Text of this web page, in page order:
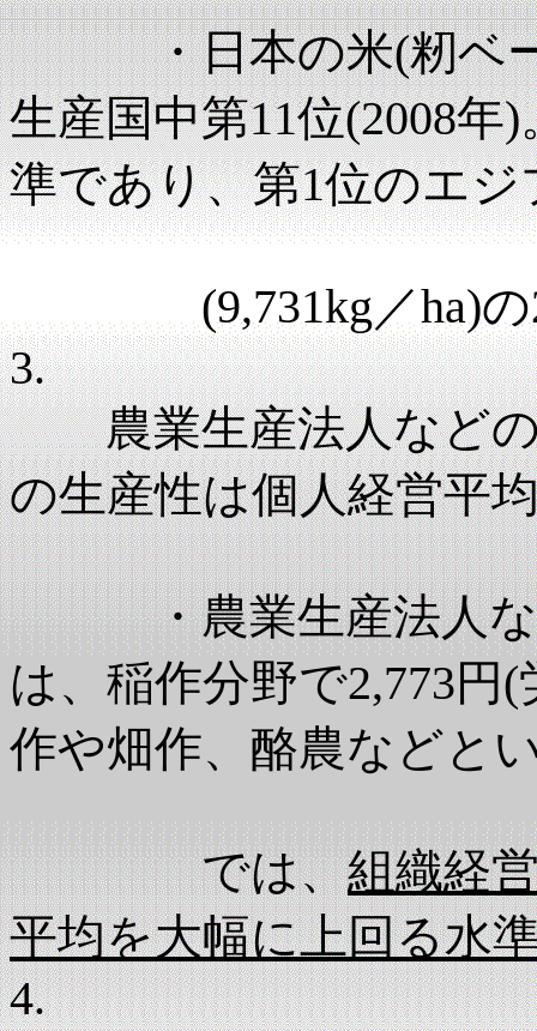
・日本の米(籾ベー
生産国中第11位(2008
準であり、第1位のエジ
(9,731kg／ha)の2
3.
農業生産法人などの
の生産性は個人経営平
・農業生産法人など
は、稲作分野で2,773円
作や畑作、酪農などと
では、組織経
平均を大幅に上回る水
4.